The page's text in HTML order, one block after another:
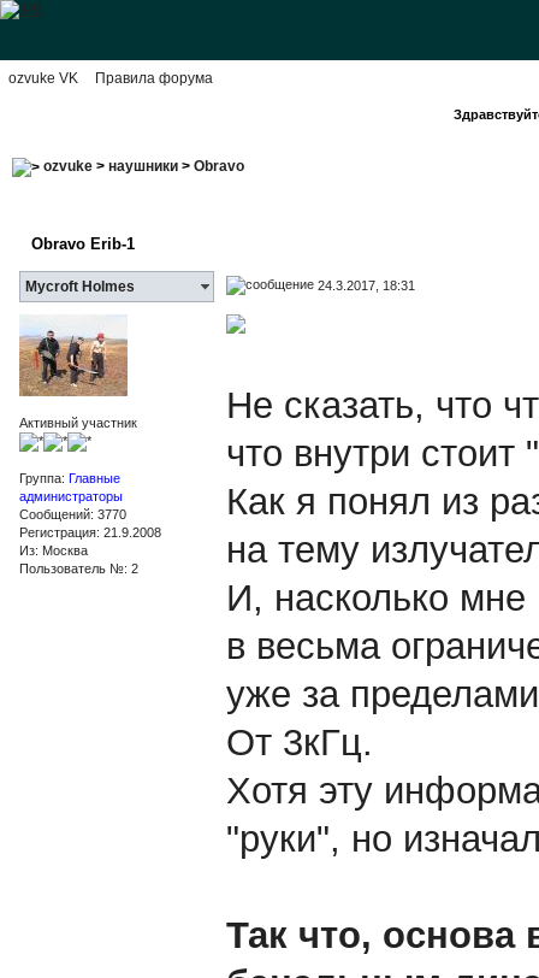
ozvuke VK Правила форума
ozvuke> наушники> Obravo
Obravo Erib-1
Mycroft Holmes 24.3.2017, 18:31
Активный участник
Группа: Главные
администраторы
Сообщений: 3770
Регистрация: 21.9.2008
Из: Москва
Пользователь №: 2
Не сказать, что
что внутри
Как я понял из
на тему
И, насколько мне
в весьма
уже за
От 3кГц.
Хотя эту
"руки", но
Так что, основа